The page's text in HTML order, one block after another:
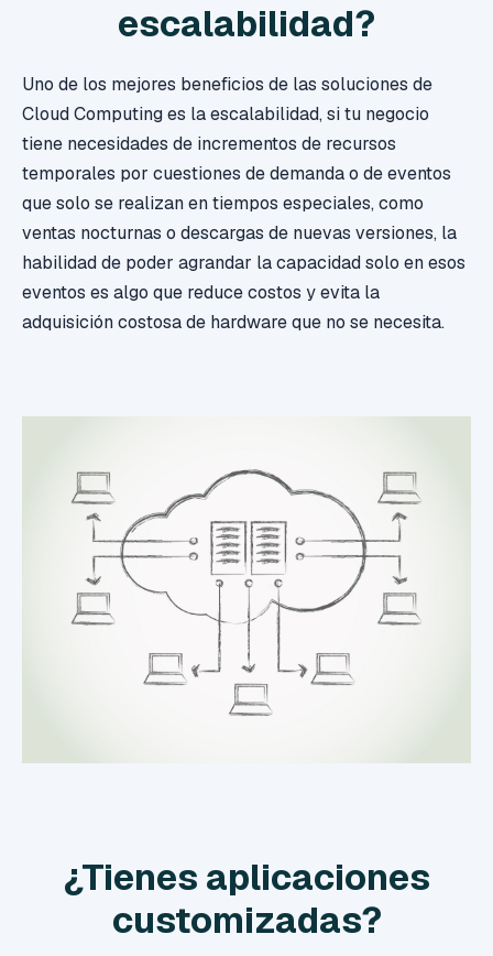
escalabilidad?
Uno de los mejores beneficios de las soluciones de
Cloud Computing es la escalabilidad, si tu negocio
tiene necesidades de incrementos de recursos
temporales por cuestiones de demanda o de eventos
que solo se realizan en tiempos especiales, como
ventas nocturnas o descargas de nuevas versiones, la
habilidad de poder agrandar la capacidad solo en esos
eventos es algo que reduce costos y evita la
adquisición costosa de hardware que no se necesita.
¿Tienes aplicaciones
customizadas?